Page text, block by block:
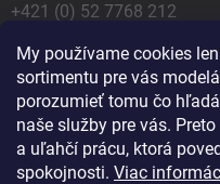
My používame cookies
sortimentu pre vás
porozumieť tomu čo
naše služby pre vás.
a uľahčí prácu, ktorá
spokojnosti. Viac
+421 (0) 52 7768 212
Poštová / Odberná adresa:
HT model
Na letisko 49
058 01 Poprad
Slovenská Republika